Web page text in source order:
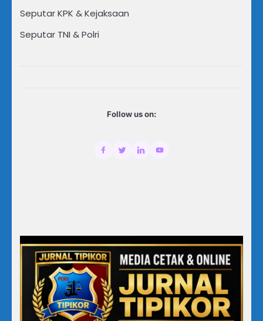
Seputar KPK & Kejaksaan
Seputar TNI & Polri
Follow us on: